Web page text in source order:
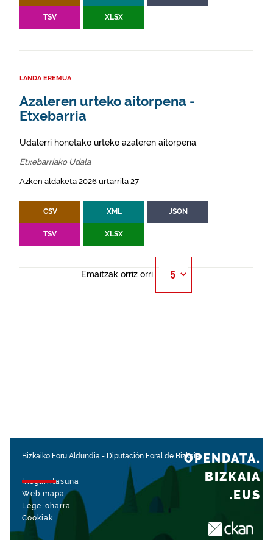
TSV XLSX
LANDA EREMUA
Azaleren urteko aitorpena -
Etxebarria
Udalerri honetako urteko azaleren aitorpena.
Etxebarriako Udala
Azken aldaketa 2026 urtarrila 27
CSV XML JSON
TSV XLSX
Emaitzak orriz orri
Bizkaiko Foru Aldundia - Diputación Foral de Bizkaia
Irisgarritasuna
Web mapa
Lege-oharra
Cookiak
OPENDATA.
BIZKAIA
.EUS